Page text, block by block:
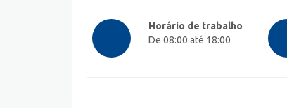
Horário de trabalho
De 08:00 até 18:00